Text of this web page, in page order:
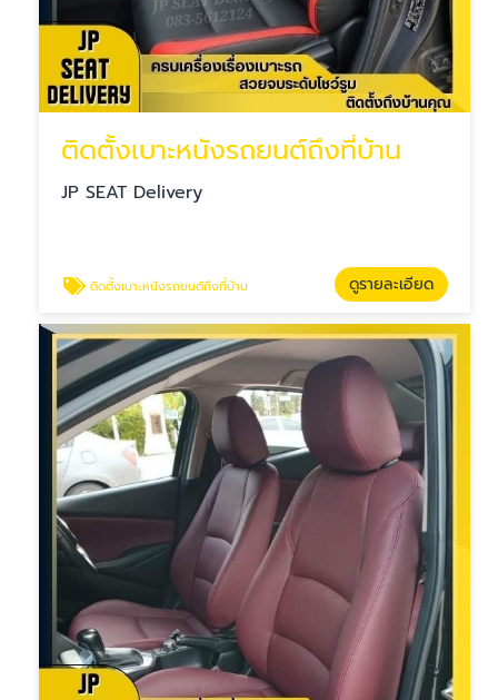
ติดตั้งเบาะหนังรถยนต์ถึงที่บ้าน
JP SEAT Delivery
ติดตั้งเบาะหนังรถยนต์ถึงที่บ้าน ดูรายละเอียด